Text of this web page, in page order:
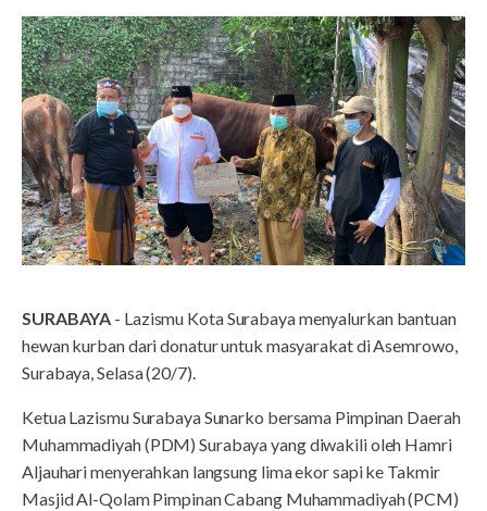
SURABAYA - Lazismu Kota Surabaya menyalurkan bantuan
hewan kurban dari donatur untuk masyarakat di Asemrowo,
Surabaya, Selasa (20/7).
Ketua Lazismu Surabaya Sunarko bersama Pimpinan Daerah
Muhammadiyah (PDM) Surabaya yang diwakili oleh Hamri
Aljauhari menyerahkan langsung lima ekor sapi ke Takmir
Masjid Al-Qolam Pimpinan Cabang Muhammadiyah (PCM)